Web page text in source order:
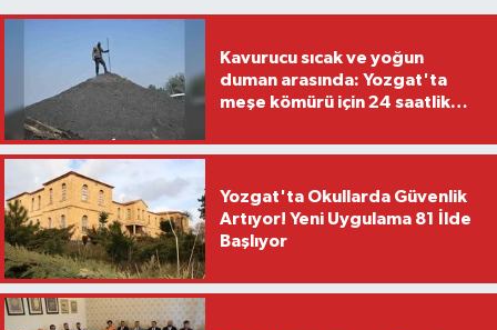
Kavurucu sıcak ve yoğun
duman arasında: Yozgat'ta
meşe kömürü için 24 saatlik
Yozgat'ta Okullarda Güvenlik
Artıyor! Yeni Uygulama 81 İlde
Başlıyor